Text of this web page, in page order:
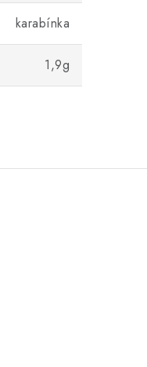
karabínka
1,9g